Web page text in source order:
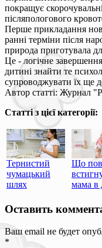
покращує
післяпологового
Перше прикладання
ранні терміни після
природа приготувала
Це - логічне
дитині знайти те
супроводжувати їх ще
Автор статті: Журнал
Статті з цієї категорії:
Тернистий
чумацький
шлях
Що
мама в
Оставить
Ваш email не будет
*